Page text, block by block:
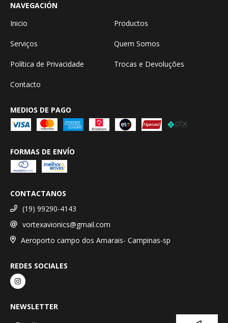
NAVEGACIÓN
Inicio
Productos
Serviços Quem Somos
Política de Privacidade Trocas e Devoluções
Contacto
MEDIOS DE PAGO
FORMAS DE ENVÍO
CONTACTANOS
(19) 99290-4143
vortexavionics@gmail.com
Aeroporto campo dos Amarais- Campinas-sp
REDES SOCIALES
NEWSLETTER